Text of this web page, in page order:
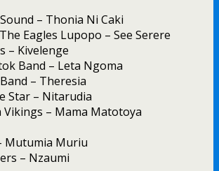
– Thonia Ni Caki
Eagles Lupopo – See Serere
– Kivelenge
Band – Leta Ngoma
– Theresia
Star – Nitarudia
Vikings – Mama Matotoya
Mutumia Muriu
– Nzaumi